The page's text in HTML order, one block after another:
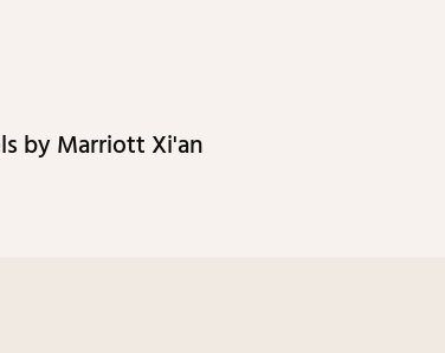
by Marriott Xi'an